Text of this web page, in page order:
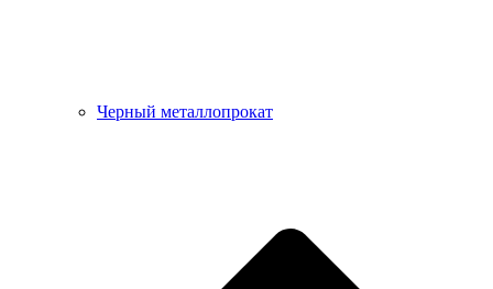
Черный металлопрокат